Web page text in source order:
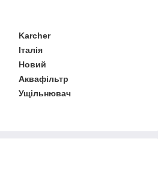
Karcher
Італія
Новий
Аквафільтр
Ущільнювач